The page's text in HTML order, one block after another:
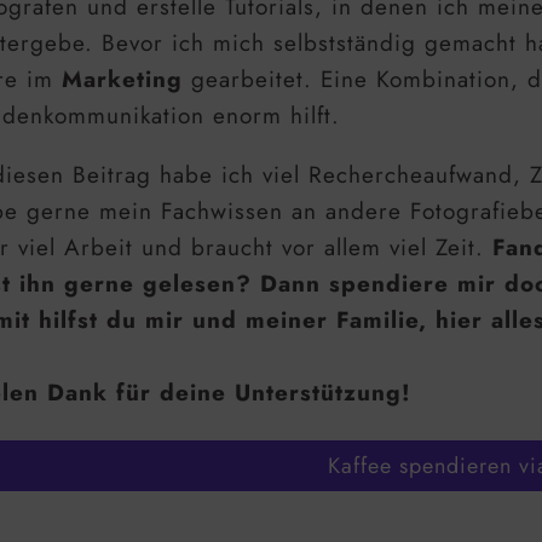
Bevor ich mich selbstständig gemacht
im Marketing gearbeitet. Eine Kombination,
enorm hilft.
Beitrag habe ich viel
gerne mein Fachwissen an andere
viel Arbeit und braucht vor allem viel Zeit.
ihn gerne gelesen? Dann spendiere mir
hilfst du mir und meiner Familie, hier
Dank für deine Unterstützung!
Kaffee spendieren